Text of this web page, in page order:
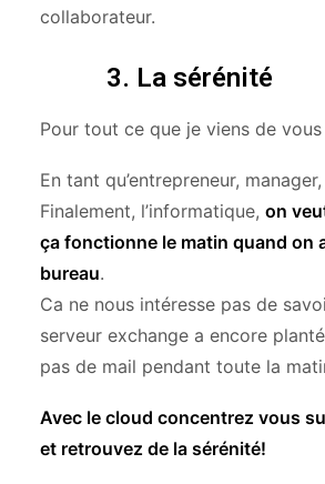
collaborateur.
3. La sérénité
Pour tout ce que je viens de
En tant qu’entrepreneur,
Finalement, l’informatique, on
ça fonctionne le matin quand on
bureau.
Ca ne nous intéresse pas de
serveur exchange a encore
pas de mail pendant toute la
Avec le cloud concentrez vous
et retrouvez de la sérénité!